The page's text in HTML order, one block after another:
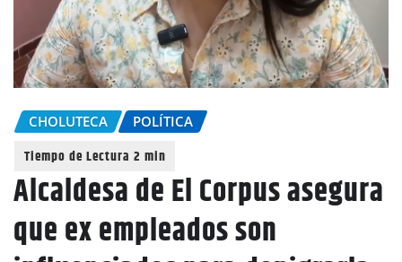
CHOLUTECA POLÍTICA
Alcaldesa de El Corpus asegura
que ex empleados son